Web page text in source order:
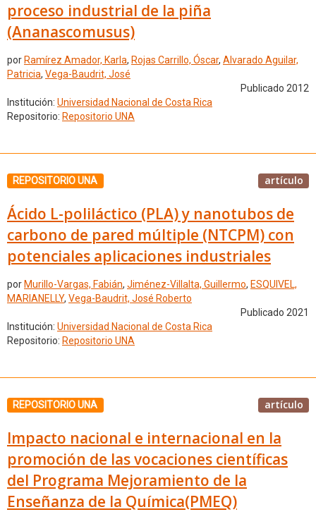
proceso industrial de la piña
(Ananascomusus)
por Ramírez Amador, Karla, Rojas Carrillo, Óscar, Alvarado Aguilar,
Patricia, Vega-Baudrit, José
Publicado 2012
Institución: Universidad Nacional de Costa Rica
Repositorio: Repositorio UNA
REPOSITORIO UNA artículo
Ácido L-poliláctico (PLA) y nanotubos de
carbono de pared múltiple (NTCPM) con
potenciales aplicaciones industriales
por Murillo-Vargas, Fabián, Jiménez-Villalta, Guillermo, ESQUIVEL,
MARIANELLY, Vega-Baudrit, José Roberto
Publicado 2021
Institución: Universidad Nacional de Costa Rica
Repositorio: Repositorio UNA
REPOSITORIO UNA artículo
Impacto nacional e internacional en la
promoción de las vocaciones científicas
del Programa Mejoramiento de la
Enseñanza de la Química(PMEQ)